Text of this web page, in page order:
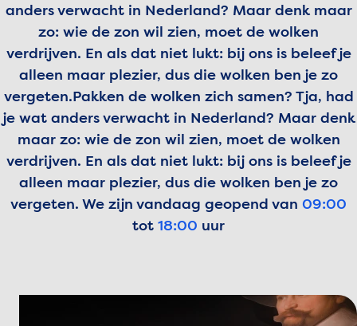
anders verwacht in Nederland? Maar denk maar
zo: wie de zon wil zien, moet de wolken
verdrijven. En als dat niet lukt: bij ons is beleef je
alleen maar plezier, dus die wolken ben je zo
vergeten. Pakken de wolken zich samen? Tja, had
je wat anders verwacht in Nederland? Maar denk
maar zo: wie de zon wil zien, moet de wolken
verdrijven. En als dat niet lukt: bij ons is beleef je
alleen maar plezier, dus die wolken ben je zo
vergeten. We zijn vandaag geopend van 09:00
tot 18:00 uur